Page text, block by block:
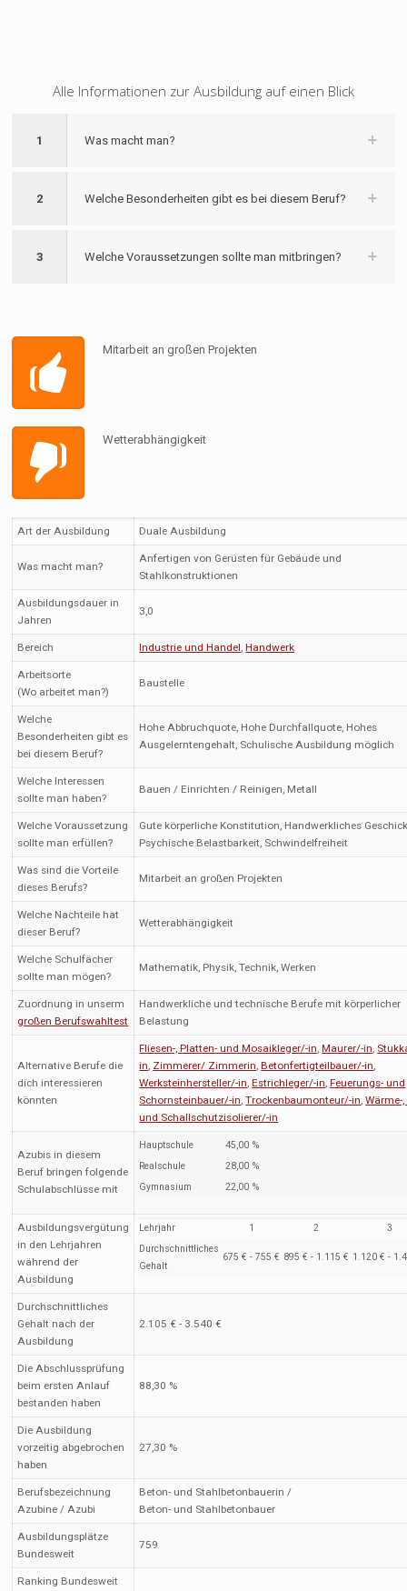
Alle Informationen zur Ausbildung auf einen Blick
1 Was macht man?
2 Welche Besonderheiten gibt es bei diesem Beruf?
3 Welche Voraussetzungen sollte man mitbringen?
Mitarbeit an großen Projekten
Wetterabhängigkeit
Art der Ausbildung Duale Ausbildung
Was macht man?
Anfertigen von Gerüsten für Gebäude und
Stahlkonstruktionen
Ausbildungsdauer in
Jahren
3,0
Bereich Industrie und Handel,Handwerk
Arbeitsorte
(Wo arbeitet man?)
Baustelle
Welche
Besonderheiten gibt es
bei diesem Beruf?
Hohe Abbruchquote, Hohe Durchfallquote, Hohes
Ausgelerntengehalt, Schulische Ausbildung möglich
Welche Interessen
sollte man haben?
Bauen / Einrichten / Reinigen, Metall
Welche Voraussetzung
sollte man erfüllen?
Gute körperliche Konstitution, Handwerkliches
Psychische Belastbarkeit, Schwindelfreiheit
Was sind die Vorteile
dieses Berufs?
Mitarbeit an großen Projekten
Welche Nachteile hat
dieser Beruf?
Wetterabhängigkeit
Welche Schulfächer
sollte man mögen?
Mathematik, Physik, Technik, Werken
Zuordnung in unserm
großen Berufswahltest
Handwerkliche und technische Berufe mit körperlicher
Belastung
Alternative Berufe die
dich interessieren
könnten
Fliesen-, Platten- und Mosaikleger/-in,Maurer/-in,
in, Zimmerer/ Zimmerin,Betonfertigteilbauer/-in,
Werksteinhersteller/-in,Estrichleger/-in,Feuerungs- und
Schornsteinbauer/-in,Trockenbaumonteur/-in,Wärme-
und Schallschutzisolierer/-in
Azubis in diesem
Beruf bringen folgende
Schulabschlüsse mit
Hauptschule
45,00 %
Realschule
28,00 %
Gymnasium
22,00 %
Ausbildungsvergütung
in den Lehrjahren
während der
Ausbildung
Lehrjahr 1 2
3
Durchschnittliches
Gehalt
675 € - 755 € 895 € - 1.115 € 1.120 € -
Durchschnittliches
Gehalt nach der
Ausbildung
2.105 € - 3.540 €
Die Abschlussprüfung
beim ersten Anlauf
bestanden haben
88,30 %
Die Ausbildung
vorzeitig abgebrochen
haben
27,30 %
Berufsbezeichnung
Azubine / Azubi
Beton- und Stahlbetonbauerin /
Beton- und Stahlbetonbauer
Ausbildungsplätze
Bundesweit
759
Ranking Bundesweit